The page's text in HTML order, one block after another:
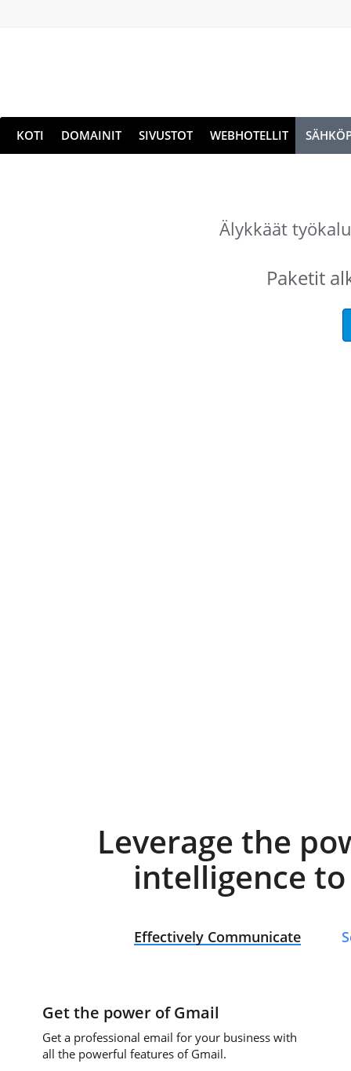
KOTI DOMAINIT SIVUSTOT WEBHOTELLIT
Älykkäät
Paketit
Leverage the
intelligence
Effectively Communicate
Get the power of Gmail
Get a professional email for your business with
all the powerful features of Gmail.